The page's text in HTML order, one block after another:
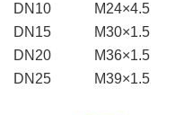
DN10
M24×4.5
DN15
M30×1.5
DN20
M36×1.5
DN25
M39×1.5